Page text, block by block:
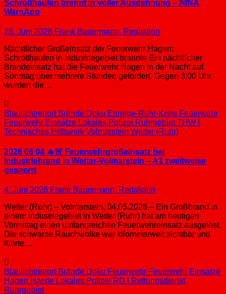
Schrotthaufen brennt in voller Ausdehnung – NINA
WarnApp
28. Juni 2026 Frank Bauermann, Redaktion
Nächtlicher Großeinsatz der Feuerwehr Hagen:
Schrotthaufen in Industriegebiet brannte Ein nächtlicher
Brandeinsatz hat die Feuerwehr Hagen in der Nacht auf
Sonntag über mehrere Stunden gefordert. Gegen 3:00 Uhr
wurden die…
Blaulichtreport Brände Doku Ennepe-Ruhr-Kreis Feuerwehr
Feuerwehr Einsätze Lokales Polizei RuhrgebietTHW |
Technisches Hilfswerk Volmarstein Wetter (Ruhr)
2026 06 04 🔥🚨 Feuerwehrgroßeinsatz bei
Industriebrand in Wetter-Volmarstein – A1 zweitweise
gesperrt
4. Juni 2026 Frank Bauermann, Redaktion
Wetter (Ruhr) – Volmarstein, 04.05.2026 – Ein Großbrand in
einem Industriegebiet in Wetter (Ruhr) hat am heutigen
Vormittag einen umfangreichen Feuerwehreinsatz ausgelöst.
Die schwarze Rauchwolke war kilometerweit sichtbar und
führte…
Blaulichtreport Brände Doku Feuerwehr Feuerwehr Einsätze
Hagen Haspe Lokales Polizei RD | Rettungsdienst
Ruhrgebiet